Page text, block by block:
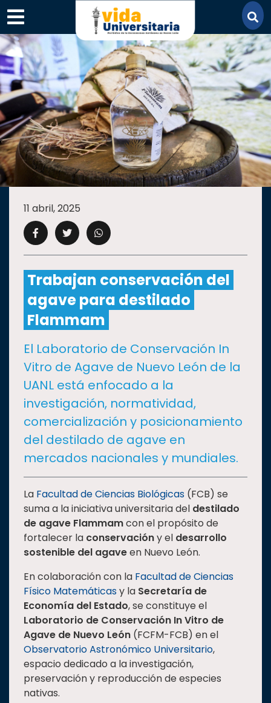
×
SECCIONES
ACADEMIA
CAMPUS UANL
CULTURA
DEPORTES
I+D+IEXPERTOS
SALUD
SUSTENTABILIDAD
TEMAS
Oferta
educativa
Estudiantes
Rectoría
Investigación
Internacionalización
Responsabilidad
social
Vinculación
Historia
11 abril, 2025
Trabajan conservación del
agave para destilado
Flammam
El Laboratorio de Conservación In
Vitro de Agave de Nuevo León de la
UANL está enfocado a la
investigación, normatividad,
comercialización y posicionamiento
del destilado de agave en
mercados nacionales y mundiales.
La Facultad de Ciencias Biológicas (FCB) se
suma a la iniciativa universitaria del destilado
de agave Flammamcon el propósito de
fortalecer la conservacióny el desarrollo
sostenible del agaveen Nuevo León.
En colaboración con la Facultad de Ciencias
Físico Matemáticasy la Secretaría de
Economía del Estado, se constituye el
Laboratorio de Conservación In Vitro de
Agave de Nuevo León (FCFM-FCB) en el
Observatorio Astronómico Universitario,
espacio dedicado a la investigación,
preservación y reproducción de especies
nativas.